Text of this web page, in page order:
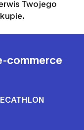
Twojego
commerce